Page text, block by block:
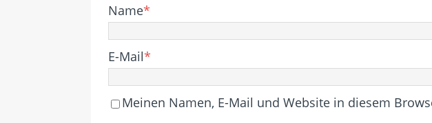
Name*
E-Mail*
Meinen Namen, E-Mail und Website in diesem